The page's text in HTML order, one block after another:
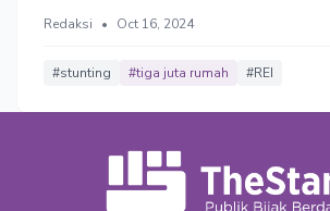
Redaksi • Oct 16, 2024
#stunting #tiga juta rumah #REI